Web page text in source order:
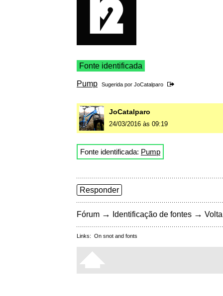
Fonte identificada
Pump Sugerida por JoCatalparo
JoCatalparo
24/03/2016 às 09:19
Fonte identificada: Pump
Responder
Fórum → Identificação de fontes →
Links: On snot and fonts